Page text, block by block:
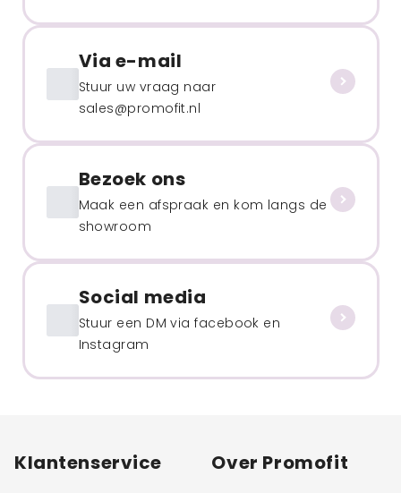
Via e-mail
Stuur uw vraag naar
sales@promofit.nl
Bezoek ons
Maak een afspraak en kom langs de
showroom
Social media
Stuur een DM via facebook en
Instagram
Klantenservice Over Promofit